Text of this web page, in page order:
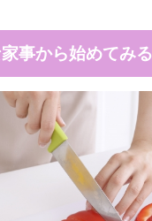
事から始めてみる